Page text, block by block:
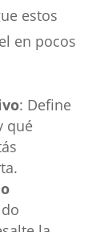
estos
en pocos
: Define
qué